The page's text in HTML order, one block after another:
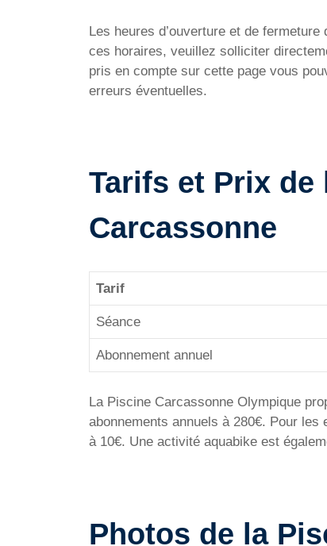
Les heures d’ouverture et de
ces horaires, veuillez solliciter
pris en compte sur cette page vous
erreurs éventuelles.
Tarifs et Prix de
Carcassonne
Tarif
Séance
Abonnement annuel
La Piscine Carcassonne Olympique
abonnements annuels à 280€. Pour
à 10€. Une activité aquabike est
Photos de la